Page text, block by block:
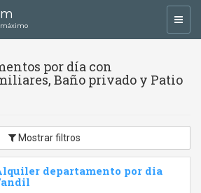
máximo
por día con
Baño privado y Patio
Mostrar filtros
departamento por dia